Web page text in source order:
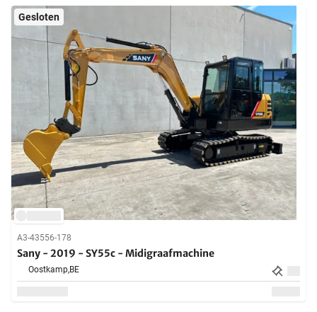
Gesloten
A3-43556-178
Sany - 2019 - SY55c - Midigraafmachine
Oostkamp,BE